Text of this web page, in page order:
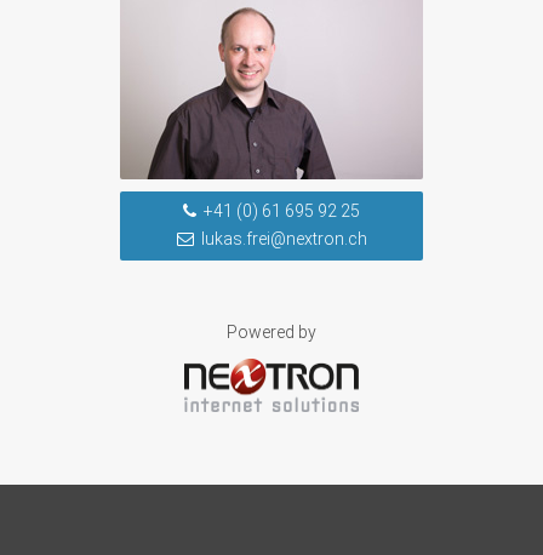
+41 (0) 61 695 92 25
lukas.frei@nextron.ch
Powered by